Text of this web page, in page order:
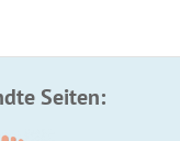
Seiten: